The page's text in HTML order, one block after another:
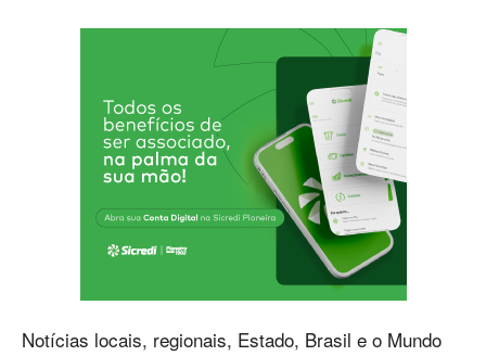
Notícias locais, regionais, Estado, Brasil e o Mundo